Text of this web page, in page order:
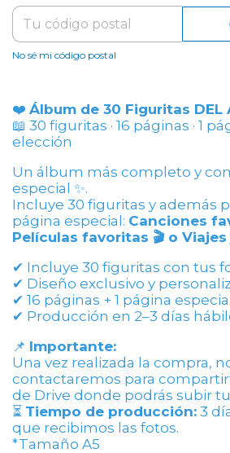
No sé mi código postal
❤️ Álbum de 30 Figuritas DEL
📖 30 figuritas · 16 páginas · 1
elección
Un álbum más completo y
especial ✨.
Incluye 30 figuritas y además
página especial: Canciones
Películas favoritas 🎬 o
✔ Incluye 30 figuritas con tus
✔ Diseño exclusivo y
✔ 16 páginas + 1 página
✔ Producción en 2–3 días
📌 Importante:
Una vez realizada la compra,
contactaremos para
de Drive donde podrás subir
⏳ Tiempo de producción: 3
que recibimos las fotos.
*Tamaño A5